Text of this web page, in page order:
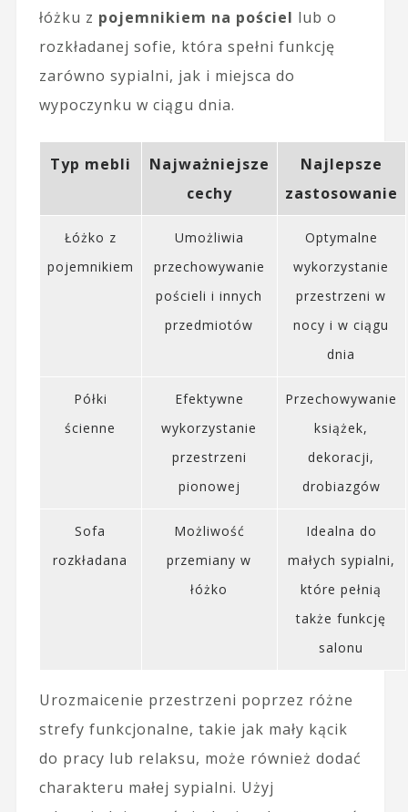
łóżku z pojemnikiem na pościel lub o
rozkładanej sofie, która spełni funkcję
zarówno sypialni, jak i miejsca do
wypoczynku w ciągu dnia.
Typ mebli
Najważniejsze
cechy
Najlepsze
zastosowanie
Łóżko z
pojemnikiem
Umożliwia
przechowywanie
pościeli i innych
przedmiotów
Optymalne
wykorzystanie
przestrzeni w
nocy i w ciągu
dnia
Półki
ścienne
Efektywne
wykorzystanie
przestrzeni
pionowej
Przechowywanie
książek,
dekoracji,
drobiazgów
Sofa
rozkładana
Możliwość
przemiany w
łóżko
Idealna do
małych sypialni,
które pełnią
także funkcję
salonu
Urozmaicenie przestrzeni poprzez różne
strefy funkcjonalne, takie jak mały kącik
do pracy lub relaksu, może również dodać
charakteru małej sypialni. Użyj